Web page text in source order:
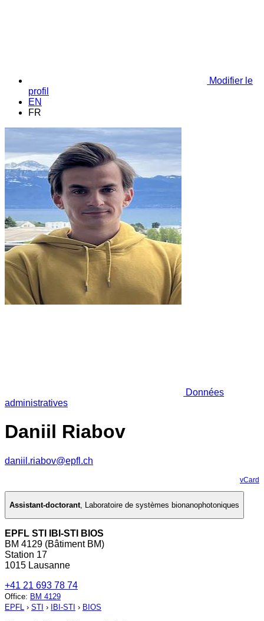
Modifier le
profil
EN
FR
Données
administratives
Daniil Riabov
daniil.riabov@epfl.ch
vCard
Assistant-doctorant, Laboratoire de systèmes bionanophotoniques
EPFL STI IBI-STI BIOS
BM 4129 (Bâtiment BM)
Station 17
1015 Lausanne
+41 21 693 78 74
Office: BM 4129
EPFL › STI › IBI-STI › BIOS